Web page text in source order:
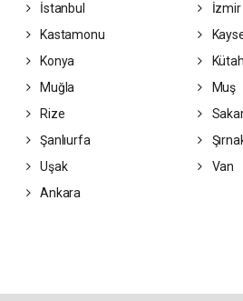
İstanbul İzmir
Kastamonu
Konya
Muğla Muş
Rize
Şanlıurfa
Uşak Van
Ankara